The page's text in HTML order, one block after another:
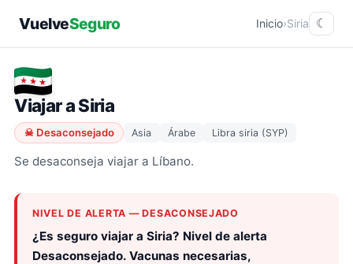
VuelveSeguro Inicio›Siria ☾
Viajar a Siria
☠ Desaconsejado Asia Árabe Libra siria (SYP)
Se desaconseja viajar a Líbano​.
NIVEL DE ALERTA — DESACONSEJADO
¿Es seguro viajar a Siria? Nivel de alerta
Desaconsejado. Vacunas necesarias,